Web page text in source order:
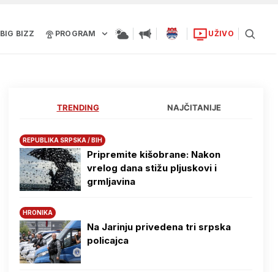
BIG BIZZ PROGRAM UŽIVO
TRENDING NAJČITANIJE
REPUBLIKA SRPSKA / BIH
Pripremite kišobrane: Nakon
vrelog dana stižu pljuskovi i
grmljavina
HRONIKA
Na Јarinju privedena tri srpska
policajca